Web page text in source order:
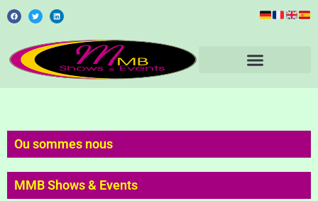
Ou sommes nous
MMB Shows & Events